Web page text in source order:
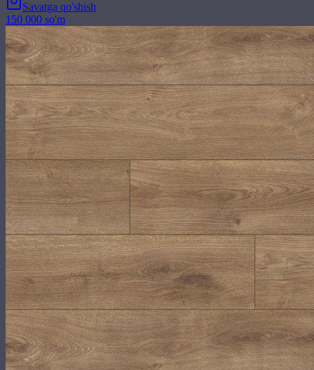
Savatga qo'shish
150 000 so'm